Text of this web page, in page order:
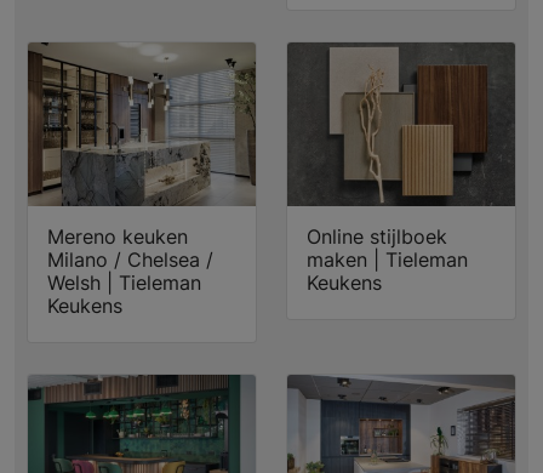
Mereno keuken
Milano / Chelsea /
Welsh | Tieleman
Keukens
Online stijlboek
maken | Tieleman
Keukens